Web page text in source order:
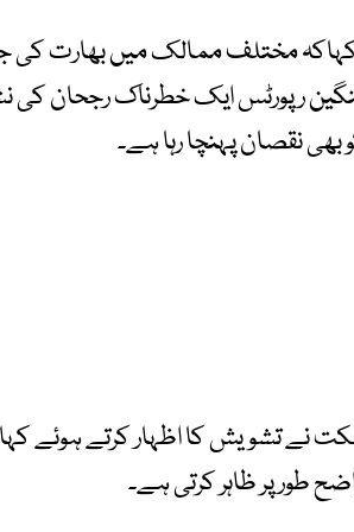
مختلف ممالک میں بھارت کی
رپورٹس ایک خطرناک رجحان کی
بھی نقصان پہنچا رہا ہے۔
نے تشویش کا اظہار کرتے ہوئے
طور پر ظاہر کرتی ہے۔